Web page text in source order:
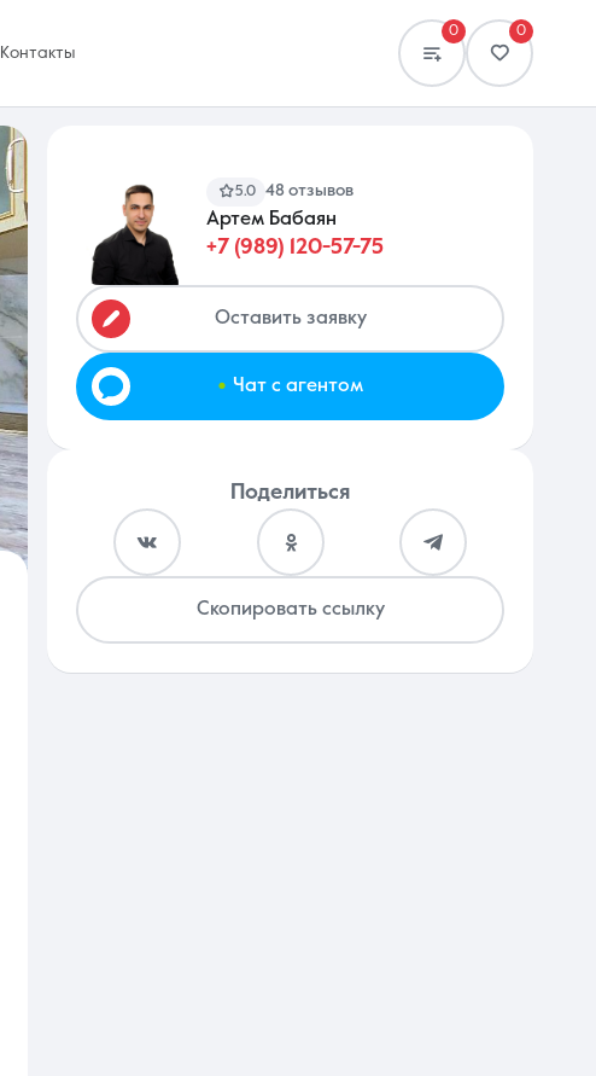
Контакты
0 0
Сравнение
5.0 48 отзывов
Артем Бабаян
+7 (989) 120-57-75
Оставить заявку
. Чат с агентом
Поделиться
Скопировать ссылку